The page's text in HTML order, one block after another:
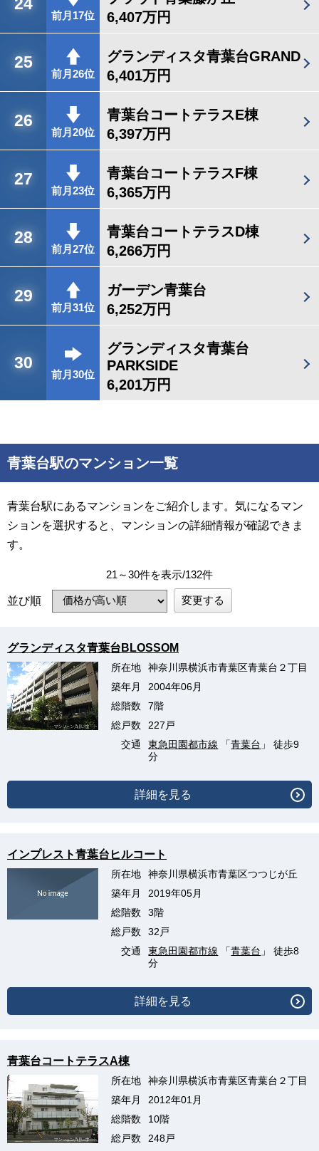
前月17位
6,407万円
25
前月26位
グランディスタ青葉台GRAND
6,401万円
26
前月20位
青葉台コートテラスE棟
6,397万円
27
前月23位
青葉台コートテラスF棟
6,365万円
28
前月27位
青葉台コートテラスD棟
6,266万円
29
前月31位
ガーデン青葉台
6,252万円
30
前月30位
グランディスタ青葉台
PARKSIDE
6,201万円
青葉台駅のマンション一覧
青葉台駅にあるマンションをご紹介します。気になるマン
ションを選択すると、マンションの詳細情報が確認できま
す。
21～30件を表示/132件
並び順 変更する
グランディスタ青葉台BLOSSOM
所在地
神奈川県横浜市青葉区青葉台２丁目
築年月
2004年06月
総階数
7階
総戸数
227戸
交通
東急田園都市線 「青葉台 」 徒歩9
分
詳細を見る
インプレスト青葉台ヒルコート
所在地
神奈川県横浜市青葉区つつじが丘
築年月
2019年05月
総階数
3階
総戸数
32戸
交通
東急田園都市線 「青葉台 」 徒歩8
分
詳細を見る
青葉台コートテラスA棟
所在地
神奈川県横浜市青葉区青葉台２丁目
築年月
2012年01月
総階数
10階
総戸数
248戸